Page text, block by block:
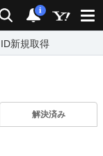
検索 通知
i
ID新規取得
解決済み